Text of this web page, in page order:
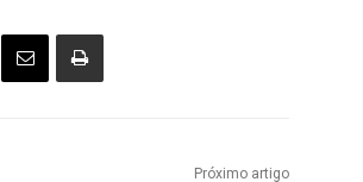
Próximo artigo